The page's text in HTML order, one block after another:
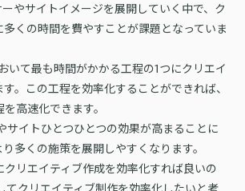
析
Insight
ユーザー分析
施策分析
セッションリプレイ
リアルタイムフィードバック
どれ？」に応えるために。「進研ゼミ」のベネッ
で挑む、お客様の期待に合わせた体験設計
」からの脱却。丸井がKARTEで築いたリピート
化
のためのAI分析入門
に蓄積されたデータを起点に、AIを活用した分
説します。 マーケター自身で分析からアクショ
「基本的な考え方」と、BIプロダクト
体的な分析の進め方をお伝えします。
概要 資料
の声、活用事例を紹介しています。Webサイト/
サイト内外での顧客データ活用と事例集のセット
ービス「PLAID ALPHA」
やサイトイメージを展開していく中で、ク
多くの時間を費やすことが課題となっていま
いて最も時間がかかる工程の1つにクリエイ
。この工程を効率化することができれば、
高速化できます。
サイトひとつひとつの効果が高まることに
多くの施策を展開しやすくなります。
クリエイティブ作成を効率化すれば良いの
クリエイティブ制作を効率化したいと考